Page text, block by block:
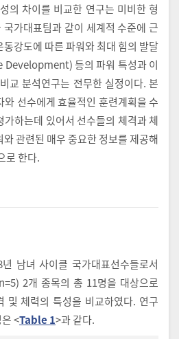
의 차이를 비교한 연구는 미비한 형
가대표팀과 같이 세계적 수준에 근
강도에 따른 파워와 최대 힘의 발달
등의 파워 특성과 이
교 분석연구는 전무한 실정이다. 본
와 선수에게 효율적인 훈련계획을 수
가하는데 있어서 선수들의 체격과 체
관련된 매우 중요한 정보를 제공해
로 한다.
남녀 사이클 국가대표선수들로서
2개 종목의 총 11명을 대상으로
및 체력의 특성을 비교하였다. 연구
<Table 1>과 같다.